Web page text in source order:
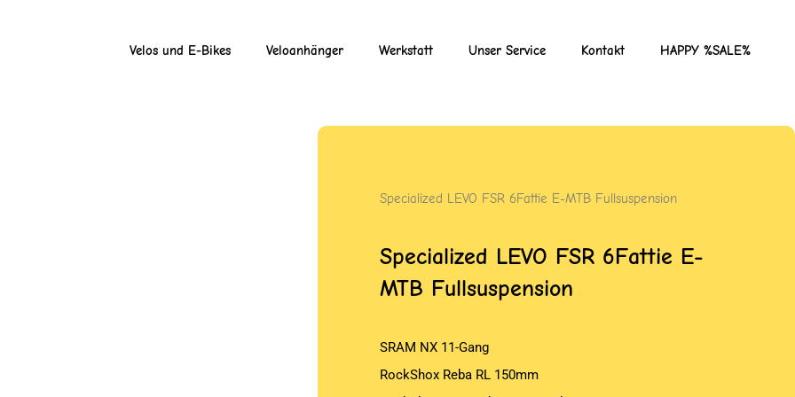
Velos und E-Bikes Veloanhänger Werkstatt Unser Service Kontakt HAPPY %SALE%
Specialized LEVO FSR 6Fattie E-MTB Fullsuspension
Specialized LEVO FSR 6Fattie E-
MTB Fullsuspension
SRAM NX 11-Gang
RockShox Reba RL 150mm